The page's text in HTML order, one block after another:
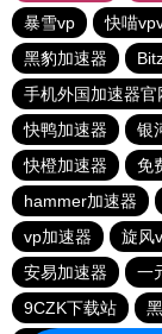
暴雪vp
快喵
黑豹加速器
手机外国加速器官
快鸭加速器
银
快橙加速器
免
hammer加速器
vp加速器
旋风
安易加速器
一
9CZK下载站